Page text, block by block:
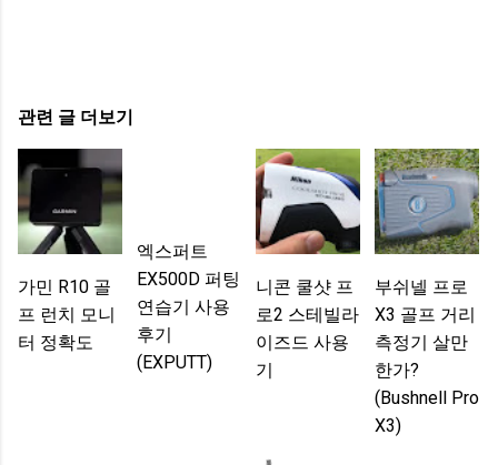
관련 글 더보기
가민 R10 골
프 런치 모니
터 정확도
엑스퍼트
EX500D 퍼팅
연습기 사용
후기
(EXPUTT)
니콘 쿨샷 프
로2 스테빌라
이즈드 사용
기
부쉬넬 프로
X3 골프 거리
측정기 살만
한가?
(Bushnell Pro
X3)